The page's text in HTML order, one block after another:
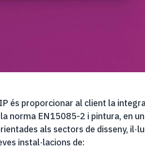
és proporcionar al client la
norma EN15085-2 i pintura, en
als sectors de disseny,
instal·lacions de: